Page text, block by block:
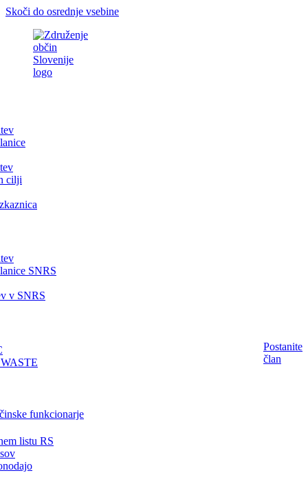
Skoči do osrednje vsebine
cilji
SNRS
v SNRS
funkcionarje
listu RS
Postanite
član